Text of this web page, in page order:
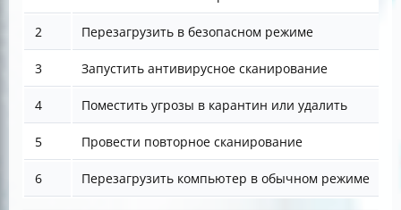
2 Перезагрузить в безопасном режиме
3 Запустить антивирусное сканирование
4 Поместить угрозы в карантин или удалить
5 Провести повторное сканирование
6 Перезагрузить компьютер в обычном режиме